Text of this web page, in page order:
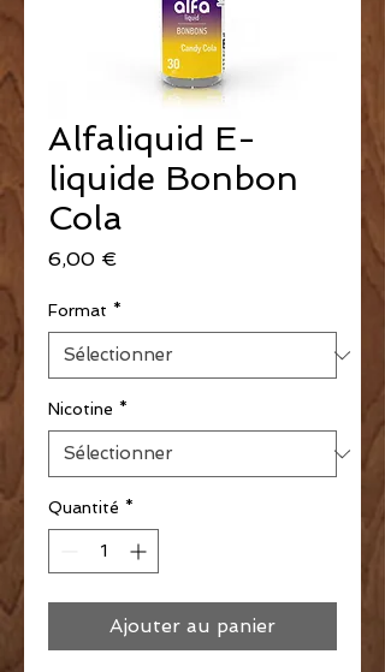
Alfaliquid E-
liquide Bonbon
Cola
6,00 €
Format *
Nicotine *
Quantité *
Ajouter au panier